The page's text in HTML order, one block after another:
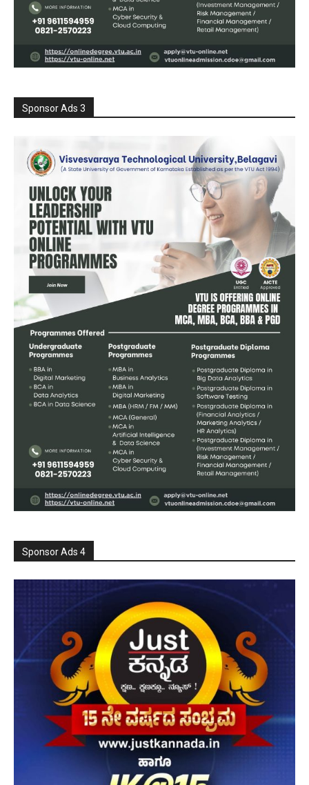
Sponsor Ads 3
Sponsor Ads 4